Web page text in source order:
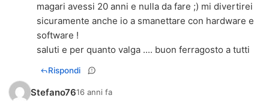
magari avessi 20 anni e nulla da fare ;) mi divertirei
sicuramente anche io a smanettare con hardware e
software !
saluti e per quanto valga .... buon ferragosto a tutti
Rispondi
Stefano7616 anni fa